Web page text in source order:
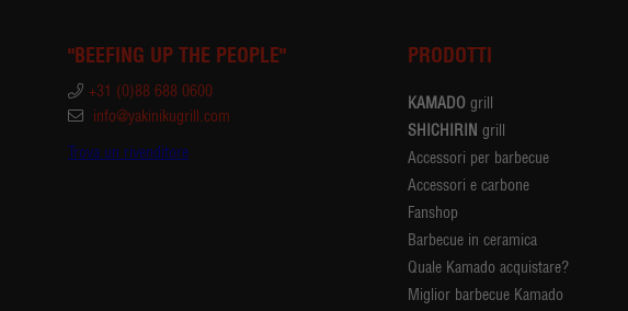
"BEEFING UP THE PEOPLE"
+31 (0)88 688 0600
info@yakinikugrill.com
Trova un rivenditore
PRODOTTI
KAMADO grill
SHICHIRIN grill
Accessori per barbecue
Accessori e carbone
Fanshop
Barbecue in ceramica
Quale Kamado acquistare?
Miglior barbecue Kamado